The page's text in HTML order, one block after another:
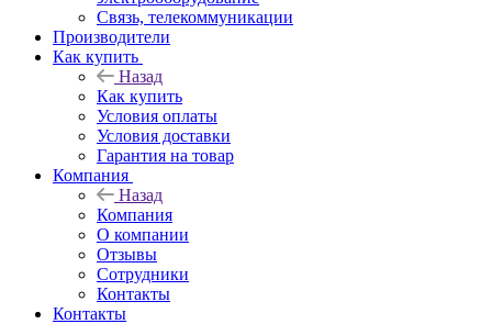
Связь, телекоммуникации
Производители
Как купить
Назад
Как купить
Условия оплаты
Условия доставки
Гарантия на товар
Компания
Назад
Компания
О компании
Отзывы
Сотрудники
Контакты
Контакты